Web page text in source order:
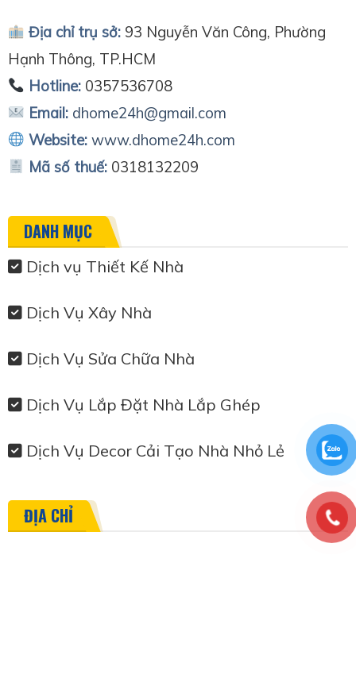
Địa chỉ trụ sở:93 Nguyễn Văn Công, Phường
Hạnh Thông, TP.HCM
Hotline:0357536708
Email: dhome24h@gmail.com
Website: www.dhome24h.com
Mã số thuế: 0318132209
DANH MỤC
Dịch vụ Thiết Kế Nhà
Dịch Vụ Xây Nhà
Dịch Vụ Sửa Chữa Nhà
Dịch Vụ Lắp Đặt Nhà Lắp Ghép
Dịch Vụ Decor Cải Tạo Nhà Nhỏ Lẻ
ĐỊA CHỈ